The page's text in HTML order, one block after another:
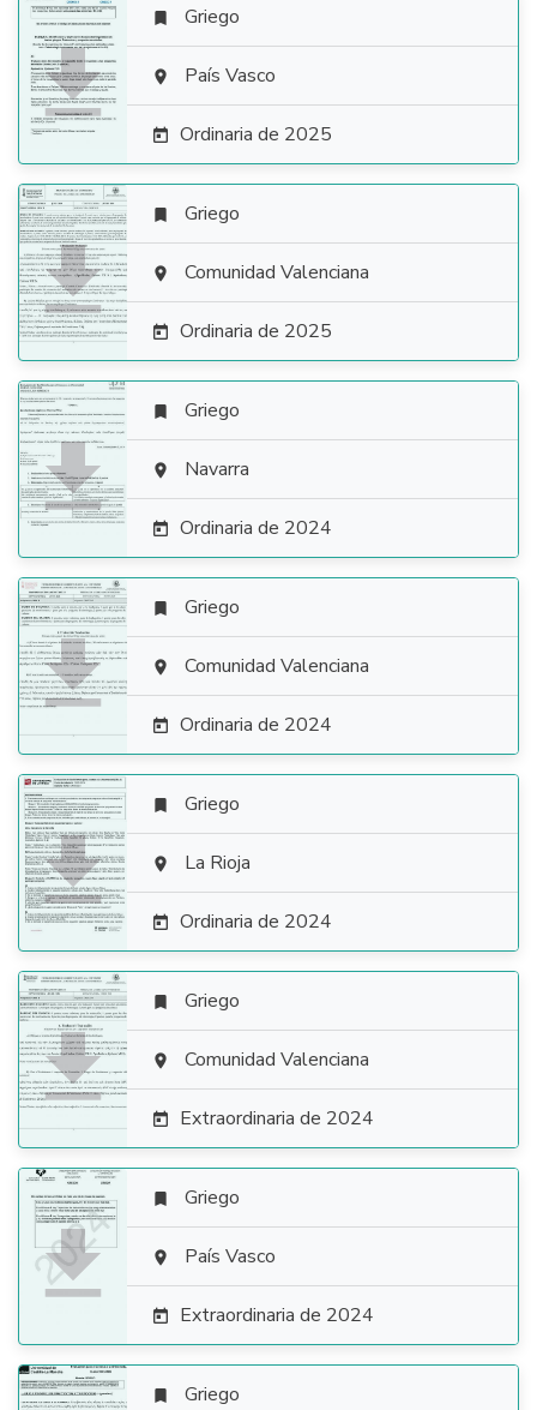

 Griego
 País Vasco
 Ordinaria de 2025

 Griego
 Comunidad Valenciana
 Ordinaria de 2025

 Griego
 Navarra
 Ordinaria de 2024

 Griego
 Comunidad Valenciana
 Ordinaria de 2024

 Griego
 La Rioja
 Ordinaria de 2024

 Griego
 Comunidad Valenciana
 Extraordinaria de 2024

 Griego
 País Vasco
 Extraordinaria de 2024
 Griego